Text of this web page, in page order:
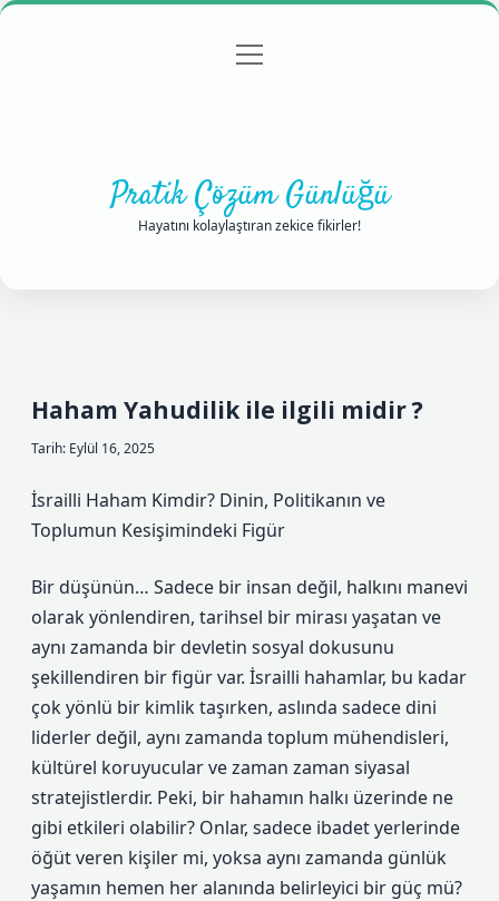
Gizlilik Politikası
menüyü
Pratik Çözüm Günlüğü
Hayatını kolaylaştıran zekice fikirler!
Haham Yahudilik ile ilgili midir ?
Tarih: Eylül 16, 2025
İsrailli Haham Kimdir? Dinin, Politikanın ve
Toplumun Kesişimindeki Figür
Bir düşünün… Sadece bir insan değil, halkını manevi
olarak yönlendiren, tarihsel bir mirası yaşatan ve
aynı zamanda bir devletin sosyal dokusunu
şekillendiren bir figür var. İsrailli hahamlar, bu kadar
çok yönlü bir kimlik taşırken, aslında sadece dini
liderler değil, aynı zamanda toplum mühendisleri,
kültürel koruyucular ve zaman zaman siyasal
stratejistlerdir. Peki, bir hahamın halkı üzerinde ne
gibi etkileri olabilir? Onlar, sadece ibadet yerlerinde
öğüt veren kişiler mi, yoksa aynı zamanda günlük
yaşamın hemen her alanında belirleyici bir güç mü?